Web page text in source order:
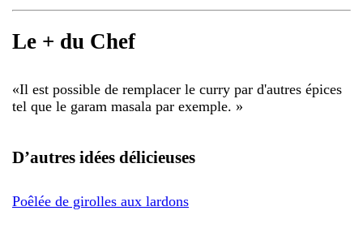
Le + du Chef
«Il est possible de remplacer le curry par d'autres épices
tel que le garam masala par exemple. »
D’autres idées délicieuses
Poêlée de girolles aux lardons